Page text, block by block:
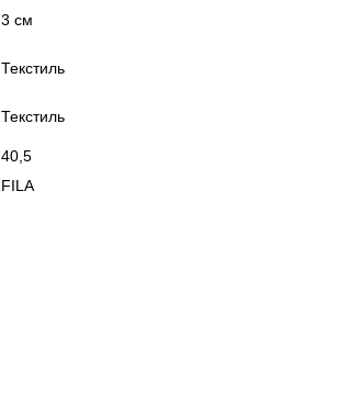
3 см
Текстиль
Текстиль
40,5
FILA